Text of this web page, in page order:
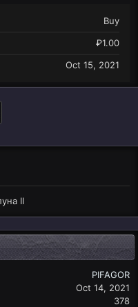
Buy
₽1.00
Oct 15, 2021
II
PIFAGOR
Oct 14, 2021
378